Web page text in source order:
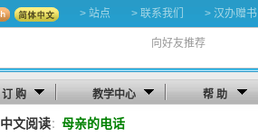
> 站点 > 联系我们 > 汉办赠书
向好友推荐
订 购 教学中心 帮 助
中文阅读： 母亲的电话